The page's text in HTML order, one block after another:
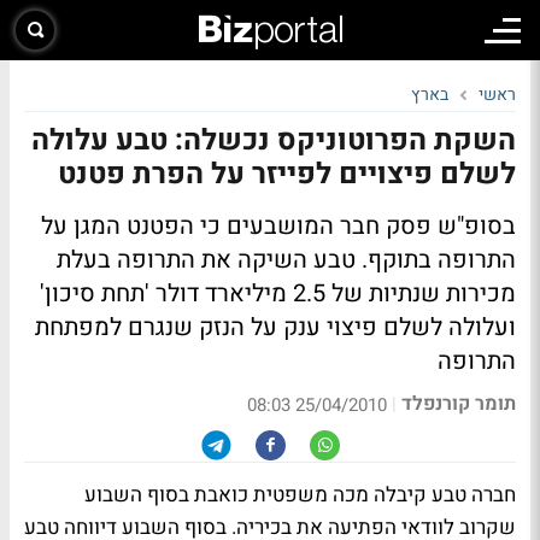
ראשי בארץ
השקת הפרוטוניקס נכשלה: טבע עלולה
לשלם פיצויים לפייזר על הפרת פטנט
בסופ"ש פסק חבר המושבעים כי הפטנט המגן על
התרופה בתוקף. טבע השיקה את התרופה בעלת
מכירות שנתיות של 2.5 מיליארד דולר 'תחת סיכון'
ועלולה לשלם פיצוי ענק על הנזק שנגרם למפתחת
התרופה
תומר קורנפלד |
25/04/2010 08:03
חברה טבע קיבלה מכה משפטית כואבת בסוף השבוע
שקרוב לוודאי הפתיעה את בכיריה. בסוף השבוע דיווחה טבע